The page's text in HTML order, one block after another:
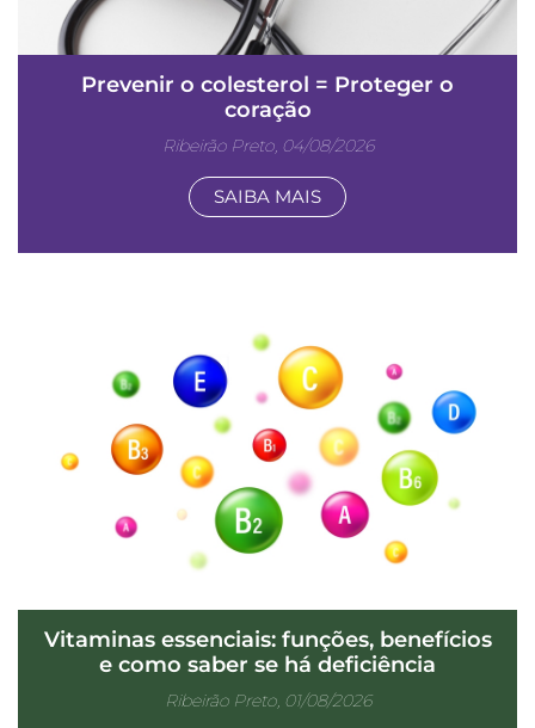
Prevenir o colesterol = Proteger o
coração
Ribeirão Preto, 04/08/2026
SAIBA MAIS
Vitaminas essenciais: funções, benefícios
e como saber se há deficiência
Ribeirão Preto, 01/08/2026